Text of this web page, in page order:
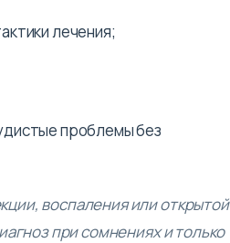
лечения;
проблемы без
воспаления или открытой
при сомнениях и только